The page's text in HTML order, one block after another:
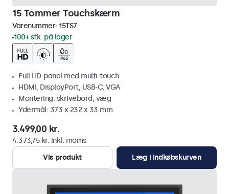
15 Tommer Touchskærm
Varenummer: 15TS7
100+ stk. på lager
Full HD-panel med multi-touch
HDMI, DisplayPort, USB-C, VGA
Montering: skrivebord, væg
Ydermål: 373 x 232 x 33 mm
3.499,00 kr.
4.373,75 kr. inkl. moms
Vis produkt
Læg i indkøbskurven